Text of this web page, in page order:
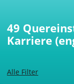
Alle Filter
49
Karriere